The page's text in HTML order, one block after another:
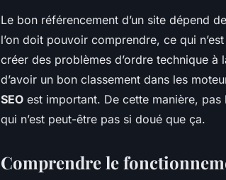
Le bon référencement d’un site dépend
l’on doit pouvoir comprendre, ce qui
créer des problèmes d’ordre technique
d’avoir un bon classement dans les
SEO est important. De cette manière,
qui n’est peut-être pas si doué que ça.
Comprendre le